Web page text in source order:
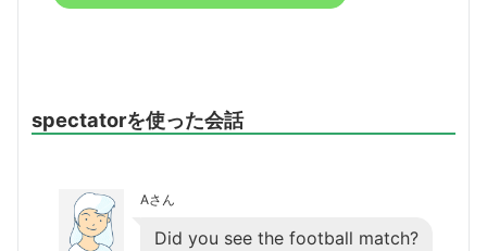
spectatorを使った会話
Aさん
Did you see the football match?